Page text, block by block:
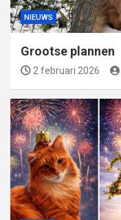
NIEUWS
Grootse plannen
2 februari 2026